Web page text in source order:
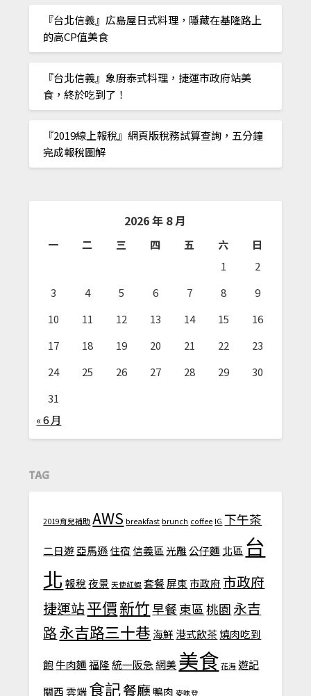
『台北信義』広島屋日式料理，隱藏在基隆路上
的高CP值美食
『台北信義』象廚泰式料理，捷運市政府站美
食，終於吃到了！
『2019線上報稅』網頁版稅務試算查詢，五分鐘
完成報稅圖解
2026 年 8 月
一 二 三 四 五 六
日
1
2
3
4 5 6 7 8
9
10
11 12 13 14 15
16
17
18 19 20 21 22
23
24
25 26 27 28 29
30
31
« 6 月
TAG
2019育兒補助 AWS breakfast brunch coffee IG 下午茶
二日遊亞馬遜住宿 信義區 光雕 公仔麵 北區 台
北 報稅 夜景 天使紅蝦 套餐屏東 市政府 市政府
捷運站平價新竹早餐東區 桃園永吉
路永吉路三十巷 海鮮港式飲茶 燒肉吃到
飽 牛肉麵 福隆統一阪急 網美 美食 花海 遊記
關西 雲端食記餐廳 鴨肉 麥味登